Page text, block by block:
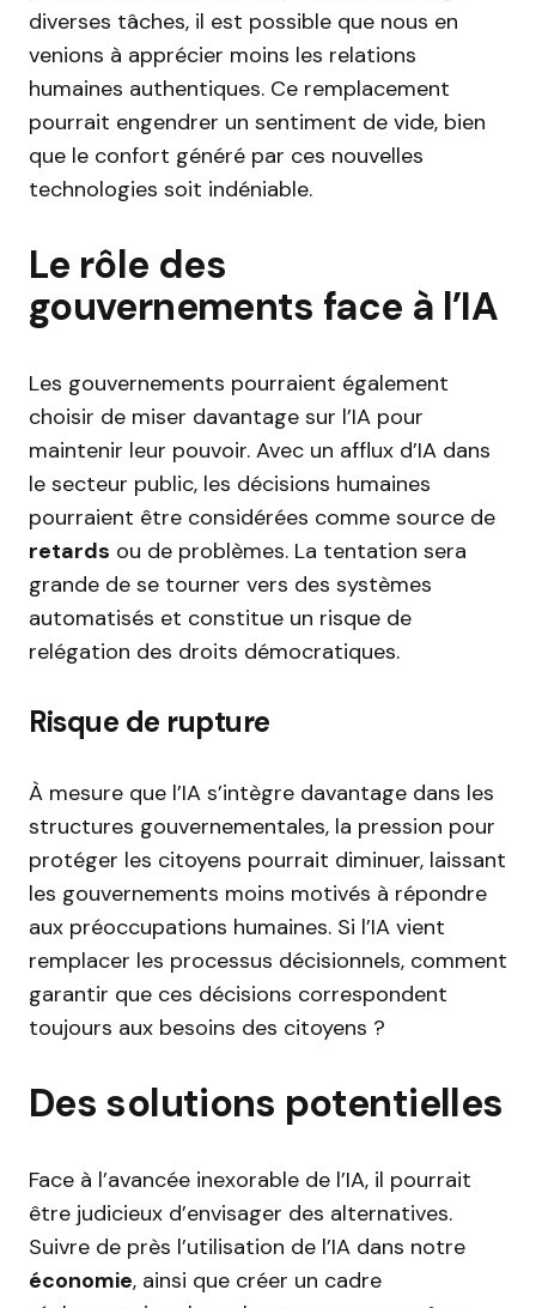
diverses tâches, il est possible que nous en
venions à apprécier moins les relations
humaines authentiques. Ce remplacement
pourrait engendrer un sentiment de vide, bien
que le confort généré par ces nouvelles
technologies soit indéniable.
Le rôle des
gouvernements face à l’IA
Les gouvernements pourraient également
choisir de miser davantage sur l’IA pour
maintenir leur pouvoir. Avec un afflux d’IA dans
le secteur public, les décisions humaines
pourraient être considérées comme source de
retards ou de problèmes. La tentation sera
grande de se tourner vers des systèmes
automatisés et constitue un risque de
relégation des droits démocratiques.
Risque de rupture
À mesure que l’IA s’intègre davantage dans les
structures gouvernementales, la pression pour
protéger les citoyens pourrait diminuer, laissant
les gouvernements moins motivés à répondre
aux préoccupations humaines. Si l’IA vient
remplacer les processus décisionnels, comment
garantir que ces décisions correspondent
toujours aux besoins des citoyens ?
Des solutions potentielles
Face à l’avancée inexorable de l’IA, il pourrait
être judicieux d’envisager des alternatives.
Suivre de près l’utilisation de l’IA dans notre
économie, ainsi que créer un cadre